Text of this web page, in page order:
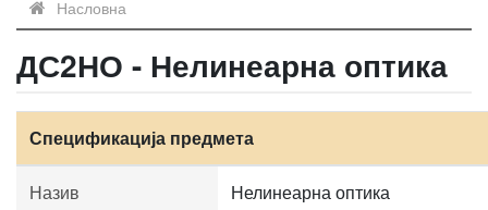
Насловна
ДС2НО - Нелинеарна оптика
Спецификација предмета
Назив Нелинеарна оптика